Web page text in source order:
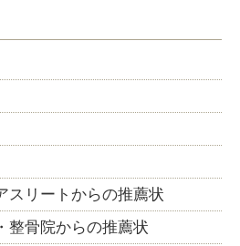
スリートからの推薦状
整骨院からの推薦状